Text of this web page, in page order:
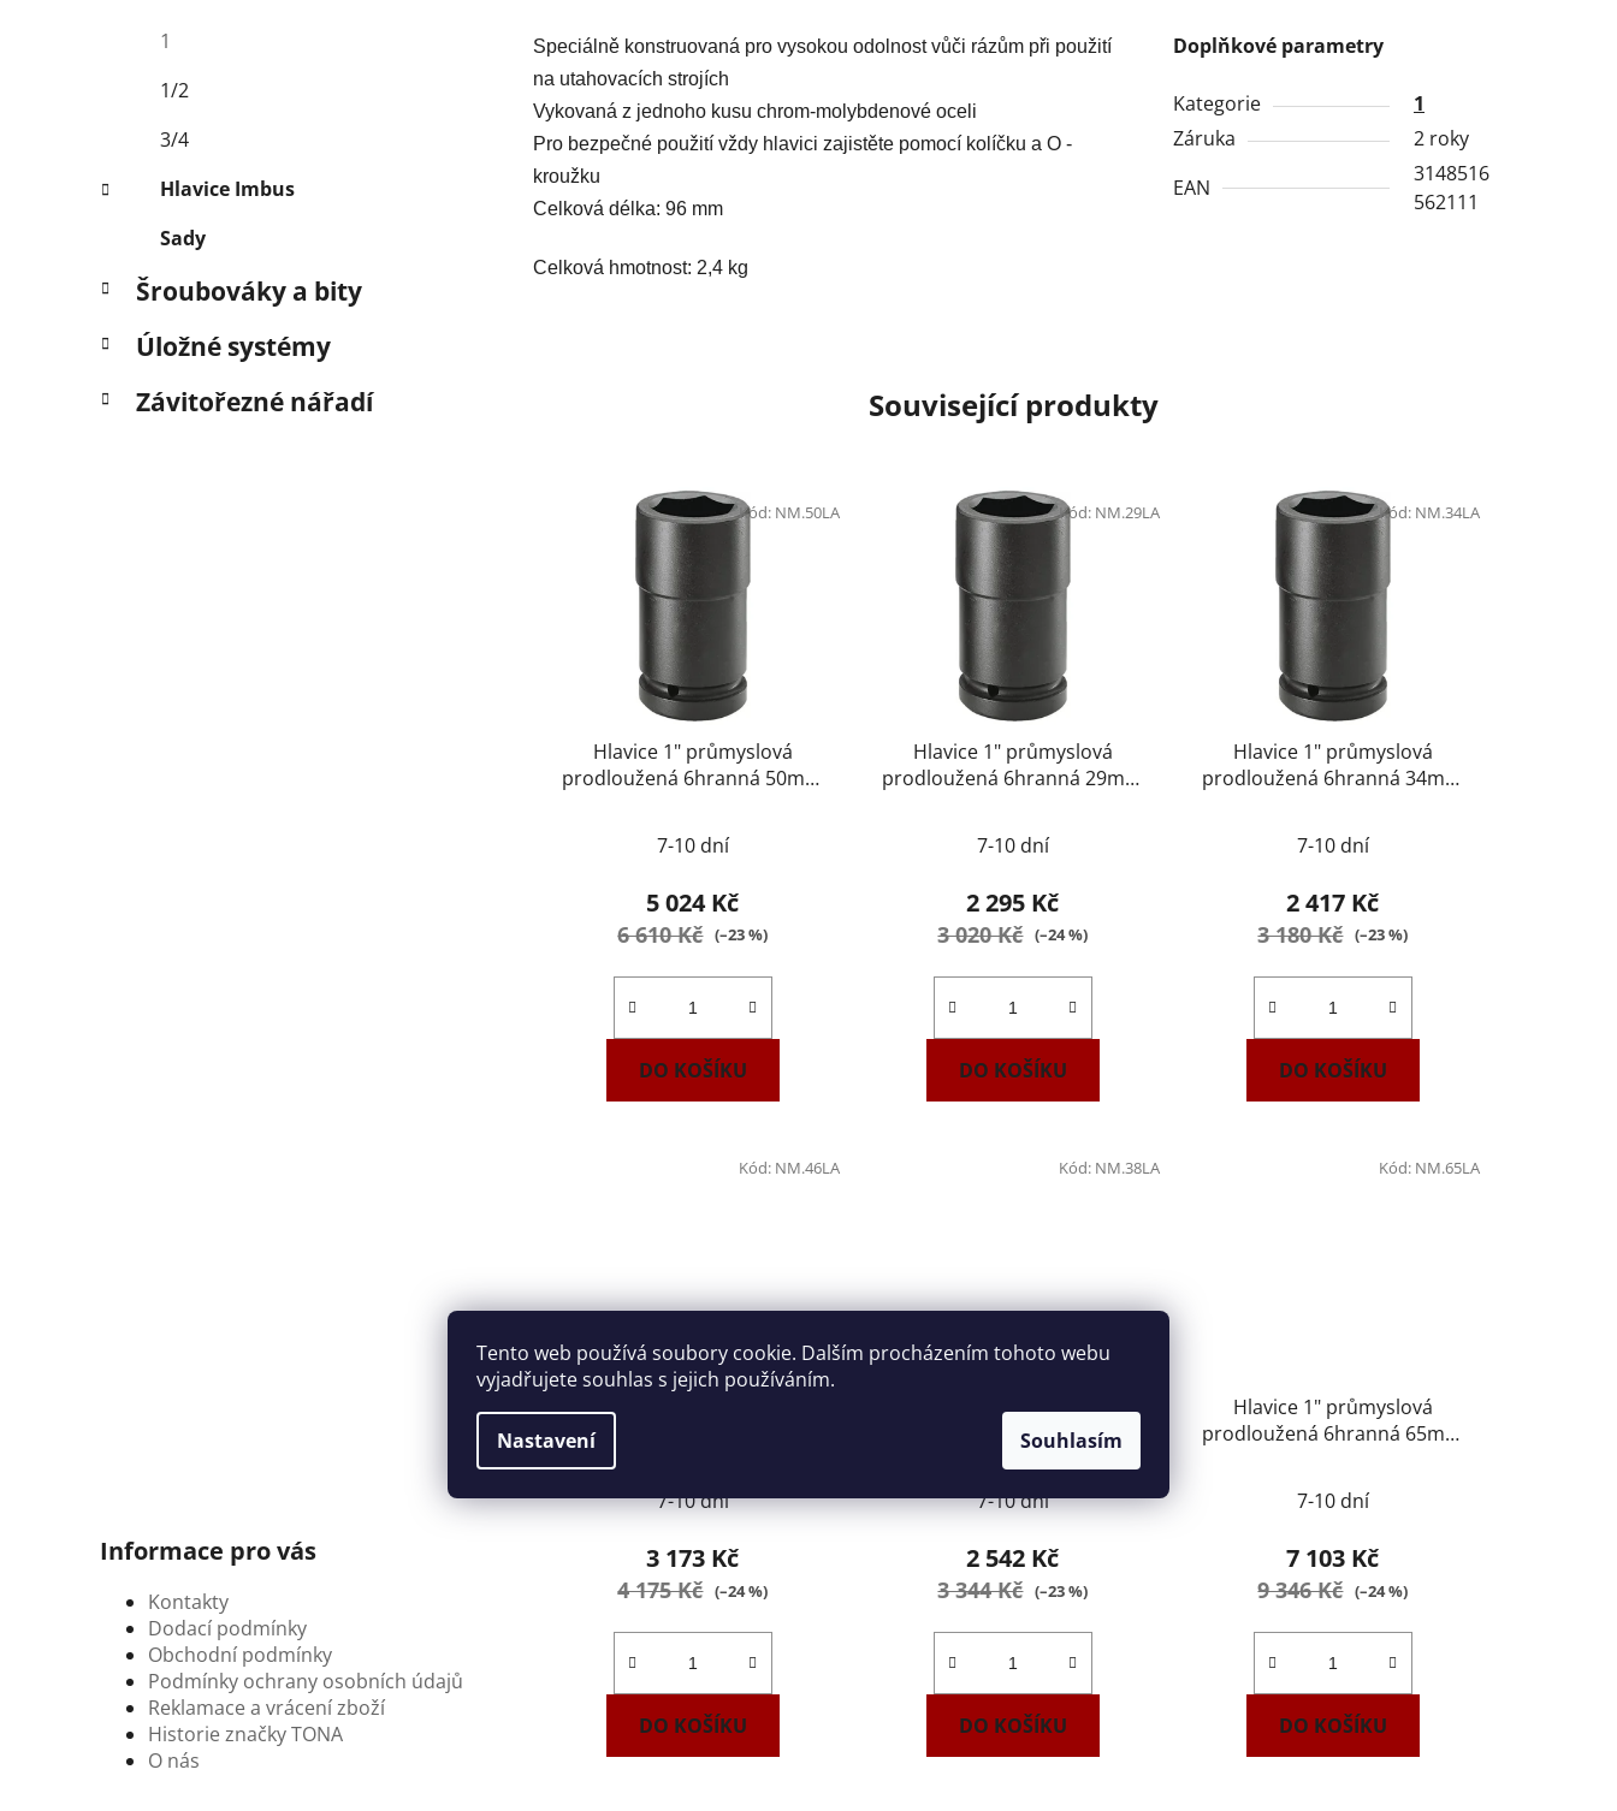
Tento web používá soubory cookie. Dalším procházením tohoto webu
vyjadřujete souhlas s jejich používáním.
Nastavení Souhlasím
1
1/2
3/4
Hlavice Imbus
Sady
Šroubováky a bity
Úložné systémy
Závitořezné nářadí
Informace pro vás
Kontakty
Dodací podmínky
Obchodní podmínky
Podmínky ochrany osobních údajů
Reklamace a vrácení zboží
Historie značky TONA
O nás
Speciálně konstruovaná pro vysokou odolnost vůči rázům při použití
na utahovacích strojích
Vykovaná z jednoho kusu chrom-molybdenové oceli
Pro bezpečné použití vždy hlavici zajistěte pomocí kolíčku a O -
kroužku
Celková délka: 96 mm
Celková hmotnost: 2,4 kg
Doplňkové parametry
Kategorie
1
Záruka
2 roky
EAN
3148516
562111
Související produkty
Hlavice 1" průmyslová
prodloužená 6hranná 50mm
7-10 dní
5 024 Kč
6 610 Kč (–23 %)
DO KOŠÍKU
Kód: NM.50LA
Hlavice 1" průmyslová
prodloužená 6hranná 29mm
7-10 dní
2 295 Kč
3 020 Kč (–24 %)
DO KOŠÍKU
Kód: NM.29LA
Hlavice 1" průmyslová
prodloužená 6hranná 34mm
7-10 dní
2 417 Kč
3 180 Kč (–23 %)
DO KOŠÍKU
Kód: NM.34LA
Hlavice 1" průmyslová
prodloužená 6hranná 46mm
7-10 dní
3 173 Kč
4 175 Kč (–24 %)
DO KOŠÍKU
Kód: NM.46LA
Hlavice 1" průmyslová
prodloužená 6hranná 38mm
FACOM NM.38LA
7-10 dní
2 542 Kč
3 344 Kč (–23 %)
DO KOŠÍKU
Kód: NM.38LA
Hlavice 1" průmyslová
prodloužená 6hranná 65mm
7-10 dní
7 103 Kč
9 346 Kč (–24 %)
DO KOŠÍKU
Kód: NM.65LA